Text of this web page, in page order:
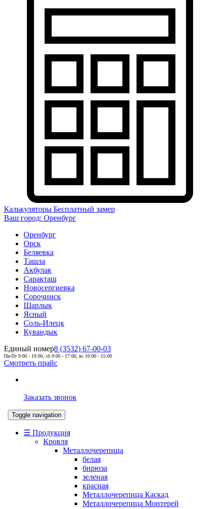
Калькуляторы Бесплатный замер
Ваш город: Оренбург
Оренбург
Орск
Беляевка
Ташла
Акбулак
Саракташ
Новосергиевка
Сорочинск
Шарлык
Ясный
Соль-Илецк
Кувандык
Единый номер8 (3532) 67-00-03
Пн-Пт 9:00 - 19:00, сб 9:00 - 17:00, вс 10:00 - 15:00
Смотреть прайс
Заказать звонок
Toggle navigation
☰ Продукция
Кровля
Металлочерепица
белая
бирюза
зеленая
красная
Металлочерепица Каскад
Металлочерепица Монтерей